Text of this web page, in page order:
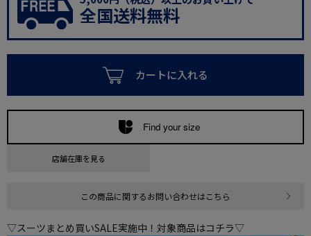
全国送料無料
カートに入れる
Find your size
店舗在庫を見る
この商品に関するお問い合わせはこちら
▽スーツまとめ買いSALE実施中！対象商品はコチラ▽